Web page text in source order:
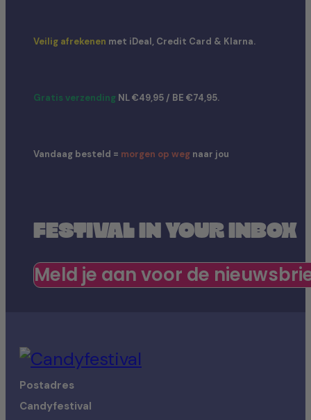
Veilig afrekenen met iDeal, Credit Card & Klarna.
Gratis verzending NL €49,95 / BE €74,95.
Vandaag besteld = morgen op weg naar jou
FESTIVAL IN YOUR INBOX
Meld je aan voor de
Postadres
Candyfestival